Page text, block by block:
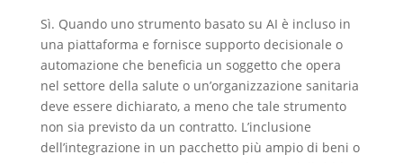
Sì. Quando uno strumento basato su AI è incluso in
una piattaforma e fornisce supporto decisionale o
automazione che beneficia un soggetto che opera
nel settore della salute o un’organizzazione sanitaria
deve essere dichiarato, a meno che tale strumento
non sia previsto da un contratto. L’inclusione
dell’integrazione in un pacchetto più ampio di beni o